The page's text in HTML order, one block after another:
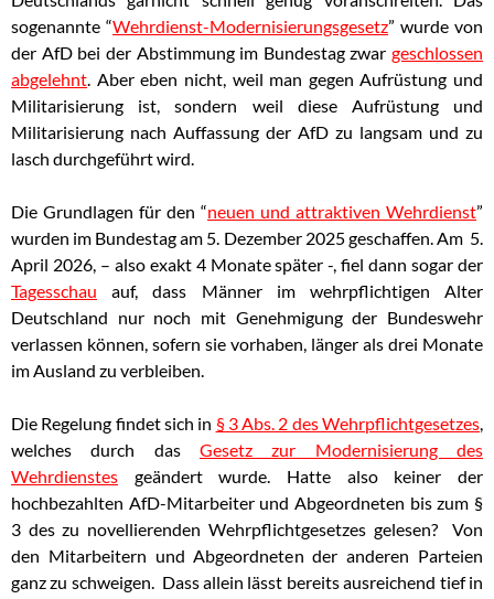
sogenannte “Wehrdienst-Modernisierungsgesetz” wurde von
der AfD bei der Abstimmung im Bundestag zwar geschlossen
abgelehnt . Aber eben nicht, weil man gegen Aufrüstung und
Militarisierung ist, sondern weil diese Aufrüstung und
Militarisierung nach Auffassung der AfD zu langsam und zu
lasch durchgeführt wird.
Die Grundlagen für den “neuen und attraktiven Wehrdienst”
wurden im Bundestag am 5. Dezember 2025 geschaffen. Am 5.
April 2026, – also exakt 4 Monate später -, fiel dann sogar der
Tagesschau auf, dass Männer im wehrpflichtigen Alter
Deutschland nur noch mit Genehmigung der Bundeswehr
verlassen können, sofern sie vorhaben, länger als drei Monate
im Ausland zu verbleiben.
Die Regelung findet sich in § 3 Abs. 2 des Wehrpflichtgesetzes
welches durch das Gesetz zur Modernisierung des
Wehrdienstes geändert wurde. Hatte also keiner der
hochbezahlten AfD-Mitarbeiter und Abgeordneten bis zum §
3 des zu novellierenden Wehrpflichtgesetzes gelesen? Von
den Mitarbeitern und Abgeordneten der anderen Parteien
ganz zu schweigen. Dass allein lässt bereits ausreichend tief in